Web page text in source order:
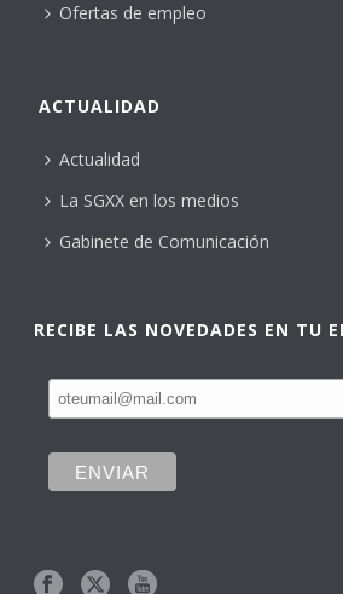
Ofertas de empleo
ACTUALIDAD
Actualidad
La SGXX en los medios
Gabinete de Comunicación
RECIBE LAS NOVEDADES EN TU